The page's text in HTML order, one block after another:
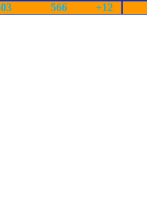
566 +12